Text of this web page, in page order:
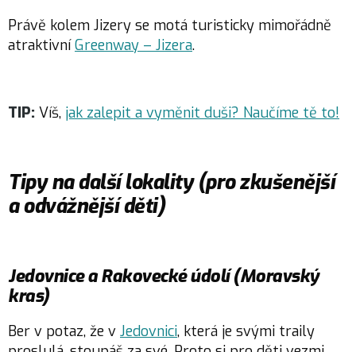
Právě kolem Jizery se motá turisticky mimořádně
atraktivníGreenway – Jizera.
TIP: Víš, jak zalepit a vyměnit duši? Naučíme tě to!
Tipy na další lokality (pro zkušenější
a odvážnější děti)
Jedovnice a Rakovecké údolí (Moravský
kras)
Ber v potaz, že v Jedovnici, která je svými traily